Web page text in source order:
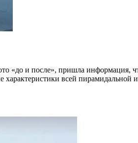
«до и после», пришла информация,
всей пирамидальной